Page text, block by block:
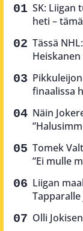
SK: Liigan
heti –
Tässä
finaalissa
Näin
Tomek
”Ei mulle
Liigan
Olli